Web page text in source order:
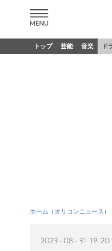
トップ 芸能 音楽 ド
ホーム（オリコンニュース）
2023-08-31 19:20